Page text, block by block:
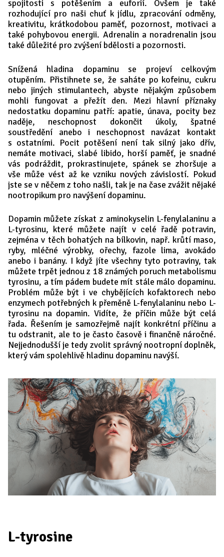
spojitosti s potěšením a euforií. Ovšem je také
rozhodující pro naši chuť k jídlu, zpracování odměny,
kreativitu, krátkodobou paměť, pozornost, motivaci a
také pohybovou energii. Adrenalin a noradrenalin jsou
také důležité pro zvýšení bdělosti a pozornosti.
Snížená hladina dopaminu se projeví celkovým
otupěním. Přistihnete se, že saháte po kofeinu, cukru
nebo jiných stimulantech, abyste nějakým způsobem
mohli fungovat a přežít den. Mezi hlavní příznaky
nedostatku dopaminu patří: apatie, únava, pocity bez
naděje, neschopnost dokončit úkoly, špatné
soustředění anebo i neschopnost navázat kontakt
s ostatními. Pocit potěšení není tak silný jako dřív,
nemáte motivaci, slabé libido, horší paměť, je snadné
vás podráždit, prokrastinujete, spánek se zhoršuje a
vše může vést až ke vzniku nových závislostí. Pokud
jste se v něčem z toho našli, tak je na čase zvážit nějaké
nootropikum pro navýšení dopaminu.
Dopamin můžete získat z aminokyselin L-fenylalaninu a
L-tyrosinu, které můžete najít v celé řadě potravin,
zejména v těch bohatých na bílkovin, např. krůtí maso,
ryby, mléčné výrobky, ořechy, fazole lima, avokádo
anebo i banány. I když jíte všechny tyto potraviny, tak
můžete trpět jednou z 18 známých poruch metabolismu
tyrosinu, a tím pádem budete mít stále málo dopaminu.
Problém může být i ve chybějících kofaktorech nebo
enzymech potřebných k přeměně L-fenylalaninu nebo L-
tyrosinu na dopamin. Vidíte, že příčin může být celá
řada. Řešením je samozřejmě najít konkrétní příčinu a
tu odstranit, ale to je často časově i finančně náročné.
Nejjednodušší je tedy zvolit správný nootropní doplněk,
který vám spolehlivě hladinu dopaminu navýší.
L-tyrosine